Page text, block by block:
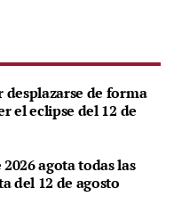
de forma
el eclipse del 12 de
agota todas las
del 12 de agosto